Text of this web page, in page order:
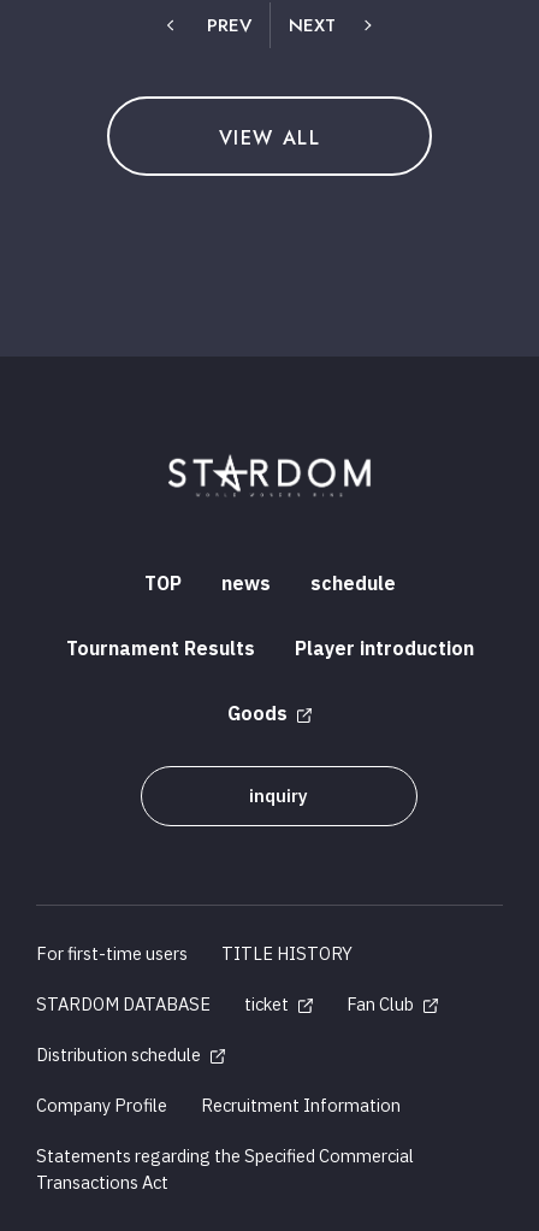
PREV NEXT
VIEW ALL
TOP news schedule
Tournament Results Player introduction
Goods
inquiry
For first-time users
TITLE HISTORY
STARDOM DATABASE
ticket
Fan Club
Distribution schedule
Company Profile
Recruitment Information
Statements regarding the Specified Commercial
Transactions Act